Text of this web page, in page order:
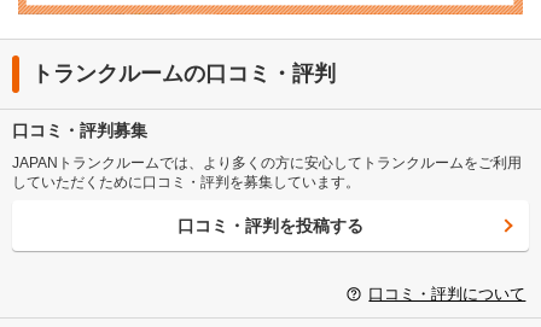
トランクルームの口コミ・評判
口コミ・評判募集
JAPANトランクルームでは、より多くの方に安心してトランクルームをご利用
していただくために口コミ・評判を募集しています。
口コミ・評判を投稿する
口コミ・評判について